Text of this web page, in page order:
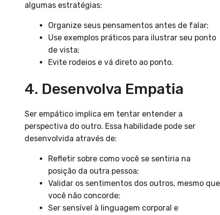
algumas estratégias:
Organize seus pensamentos antes de falar;
Use exemplos práticos para ilustrar seu ponto
de vista;
Evite rodeios e vá direto ao ponto.
4. Desenvolva Empatia
Ser empático implica em tentar entender a
perspectiva do outro. Essa habilidade pode ser
desenvolvida através de:
Refletir sobre como você se sentiria na
posição da outra pessoa;
Validar os sentimentos dos outros, mesmo que
você não concorde;
Ser sensível à linguagem corporal e